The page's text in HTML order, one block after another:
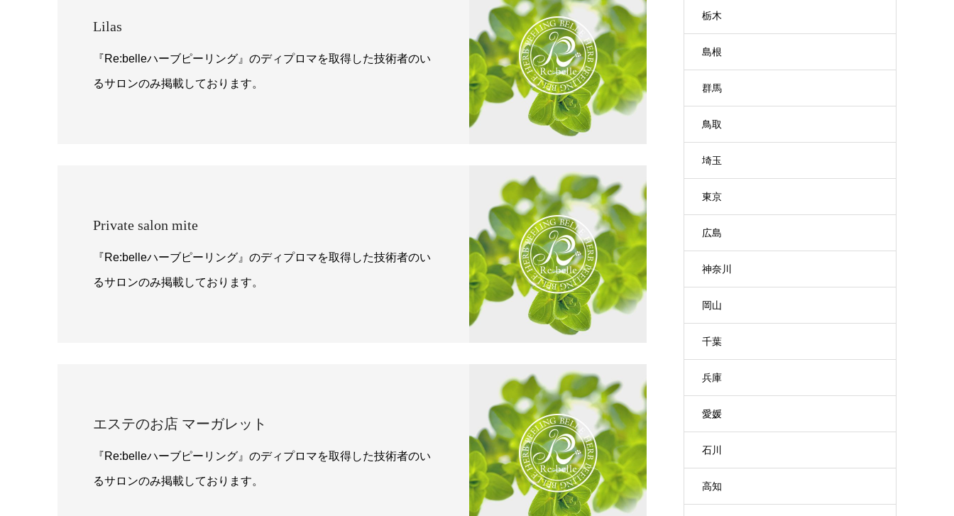
Lilas
『Re:belleハーブピーリング』のディプロマを取得した技術者のい
るサロンのみ掲載しております。
Private salon mite
『Re:belleハーブピーリング』のディプロマを取得した技術者のい
るサロンのみ掲載しております。
エステのお店 マーガレット
『Re:belleハーブピーリング』のディプロマを取得した技術者のい
るサロンのみ掲載しております。
栃木
島根
群馬
鳥取
埼玉
東京
広島
神奈川
岡山
千葉
兵庫
愛媛
石川
高知